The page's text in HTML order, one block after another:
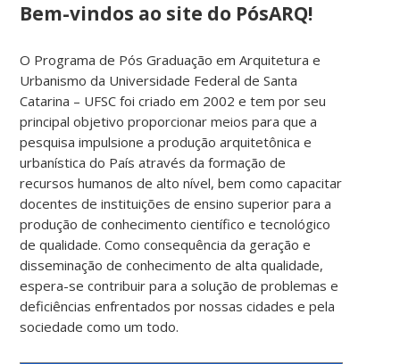
Bem-vindos ao site do PósARQ!
O Programa de Pós Graduação em Arquitetura e
Urbanismo da Universidade Federal de Santa
Catarina – UFSC foi criado em 2002 e tem por seu
principal objetivo proporcionar meios para que a
pesquisa impulsione a produção arquitetônica e
urbanística do País através da formação de
recursos humanos de alto nível, bem como capacitar
docentes de instituições de ensino superior para a
produção de conhecimento científico e tecnológico
de qualidade. Como consequência da geração e
disseminação de conhecimento de alta qualidade,
espera-se contribuir para a solução de problemas e
deficiências enfrentados por nossas cidades e pela
sociedade como um todo.